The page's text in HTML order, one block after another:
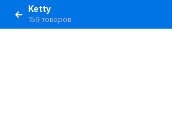
Ketty
159 товаров